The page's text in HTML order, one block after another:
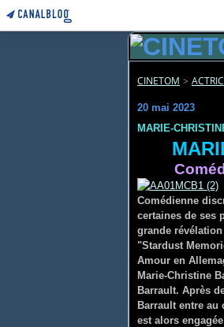
CINETOM >
20 mai 2023
MARIE-
Comédienne
certaines de ses
grande
"Stardust
Amour en
Marie-Christine
Barrault. Après
Barrault entre au
est alors